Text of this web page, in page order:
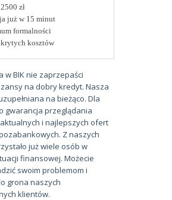
zł
już w 15 minut
formalności
kosztów
w BIK nie zaprzepaści
na dobry kredyt. Nasza
na bieżąco. Dla
gwarancja przeglądania
aktualnych i najlepszych ofert
Z naszych
już wiele osób w
finansowej. Możecie
swoim problemom i
grona naszych
klientów.